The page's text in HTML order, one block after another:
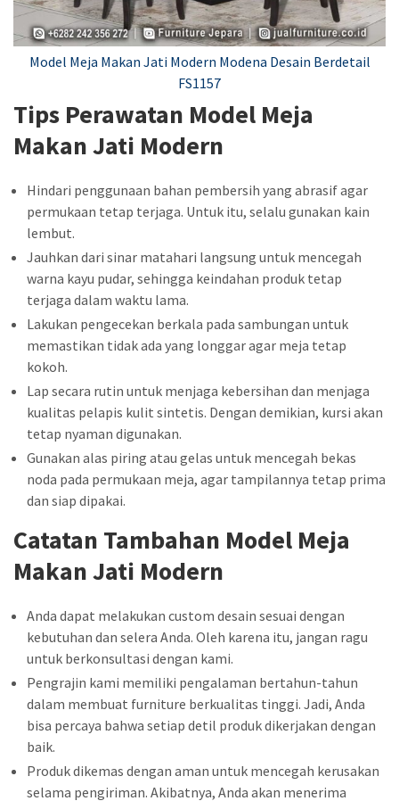
Model Meja Makan Jati Modern Modena Desain Berdetail
FS1157
Tips Perawatan Model Meja
Makan Jati Modern
Hindari penggunaan bahan pembersih yang abrasif agar
permukaan tetap terjaga. Untuk itu, selalu gunakan kain
lembut.
Jauhkan dari sinar matahari langsung untuk mencegah
warna kayu pudar, sehingga keindahan produk tetap
terjaga dalam waktu lama.
Lakukan pengecekan berkala pada sambungan untuk
memastikan tidak ada yang longgar agar meja tetap
kokoh.
Lap secara rutin untuk menjaga kebersihan dan menjaga
kualitas pelapis kulit sintetis. Dengan demikian, kursi akan
tetap nyaman digunakan.
Gunakan alas piring atau gelas untuk mencegah bekas
noda pada permukaan meja, agar tampilannya tetap prima
dan siap dipakai.
Catatan Tambahan Model Meja
Makan Jati Modern
Anda dapat melakukan custom desain sesuai dengan
kebutuhan dan selera Anda. Oleh karena itu, jangan ragu
untuk berkonsultasi dengan kami.
Pengrajin kami memiliki pengalaman bertahun-tahun
dalam membuat furniture berkualitas tinggi. Jadi, Anda
bisa percaya bahwa setiap detil produk dikerjakan dengan
baik.
Produk dikemas dengan aman untuk mencegah kerusakan
selama pengiriman. Akibatnya, Anda akan menerima